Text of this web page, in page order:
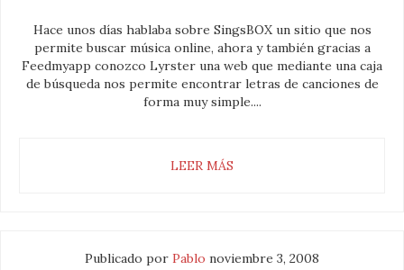
Hace unos días hablaba sobre SingsBOX un sitio que nos
permite buscar música online, ahora y también gracias a
Feedmyapp conozco Lyrster una web que mediante una caja
de búsqueda nos permite encontrar letras de canciones de
forma muy simple....
LEER MÁS
Publicado por Pablo noviembre 3, 2008